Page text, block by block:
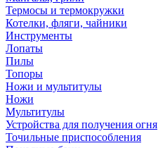
Термосы и термокружки
Котелки, фляги, чайники
Инструменты
Лопаты
Пилы
Топоры
Ножи и мультитулы
Ножи
Мультитулы
Устройства для получения огня
Точильные приспособления